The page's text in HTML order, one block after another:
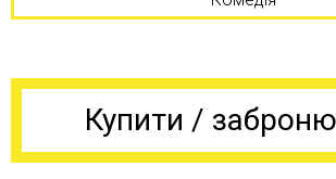
Купити /